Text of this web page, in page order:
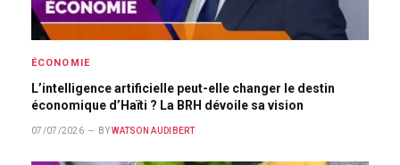
ÉCONOMIE
L’intelligence artificielle peut-elle changer le destin
économique d’Haïti ? La BRH dévoile sa vision
07/07/2026 BY WATSON AUDIBERT